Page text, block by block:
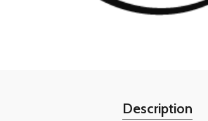
Description